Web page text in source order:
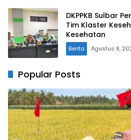
DKPPKB Sulbar
Tim Klaster
Kesehatan
Berita Agustus 8,
Popular Posts